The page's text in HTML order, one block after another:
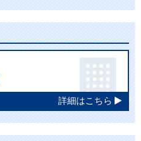
詳細はこちら